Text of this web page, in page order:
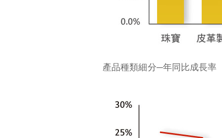
產品種類細分─年同比成長率